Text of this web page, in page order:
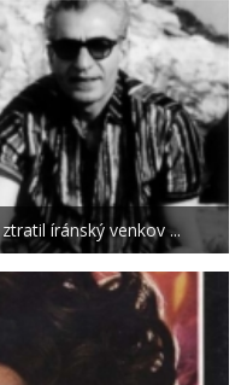
íránský venkov ...